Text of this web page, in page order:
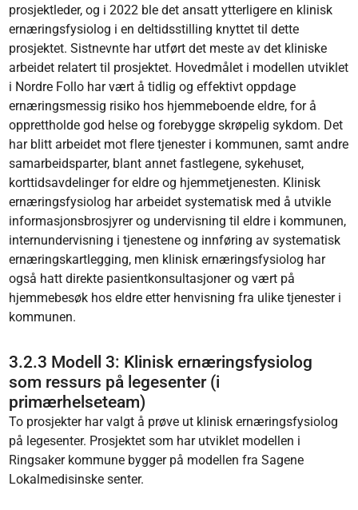
prosjektleder, og i 2022 ble det ansatt ytterligere en klinisk
ernæringsfysiolog i en deltidsstilling knyttet til dette
prosjektet. Sistnevnte har utført det meste av det kliniske
arbeidet relatert til prosjektet. Hovedmålet i modellen utviklet
i Nordre Follo har vært å tidlig og effektivt oppdage
ernæringsmessig risiko hos hjemmeboende eldre, for å
opprettholde god helse og forebygge skrøpelig sykdom. Det
har blitt arbeidet mot flere tjenester i kommunen, samt andre
samarbeidsparter, blant annet fastlegene, sykehuset,
korttidsavdelinger for eldre og hjemmetjenesten. Klinisk
ernæringsfysiolog har arbeidet systematisk med å utvikle
informasjonsbrosjyrer og undervisning til eldre i kommunen,
internundervisning i tjenestene og innføring av systematisk
ernæringskartlegging, men klinisk ernæringsfysiolog har
også hatt direkte pasientkonsultasjoner og vært på
hjemmebesøk hos eldre etter henvisning fra ulike tjenester i
kommunen.
3.2.3 Modell 3: Klinisk ernæringsfysiolog
som ressurs på legesenter (i
primærhelseteam)
To prosjekter har valgt å prøve ut klinisk ernæringsfysiolog
på legesenter. Prosjektet som har utviklet modellen i
Ringsaker kommune bygger på modellen fra Sagene
Lokalmedisinske senter.